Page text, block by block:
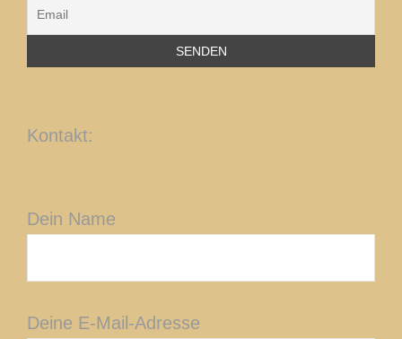
Kontakt:
Dein Name
Deine E-Mail-Adresse